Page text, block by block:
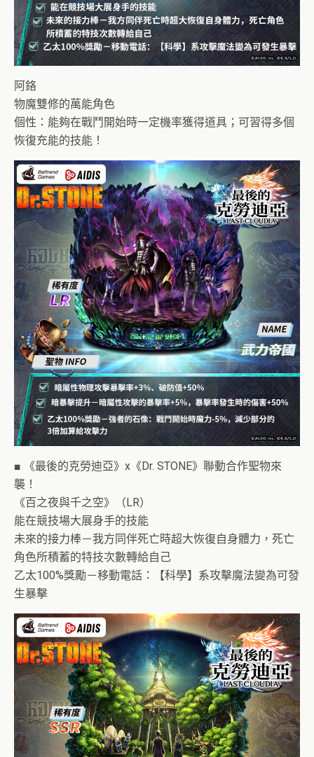
阿鉻
物魔雙修的萬能角色
個性：能夠在戰鬥開始時一定機率獲得道具；可習得多個
恢復充能的技能！
■ 《最後的克勞迪亞》x《Dr. STONE》聯動合作聖物來
襲！
《百之夜與千之空》（LR）
能在競技場大展身手的技能
未來的接力棒－我方同伴死亡時超大恢復自身體力，死亡
角色所積蓄的特技次數轉給自己
乙太100%獎勵－移動電話：【科學】系攻擊魔法變為可發
生暴擊